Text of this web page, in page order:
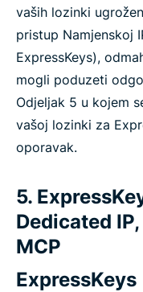
vaših lozinki
pristup Namjenskoj
ExpressKeys),
mogli poduzeti
Odjeljak 5 u kojem
vašoj lozinki za
oporavak.
5.
Dedicated
MCP
ExpressKeys